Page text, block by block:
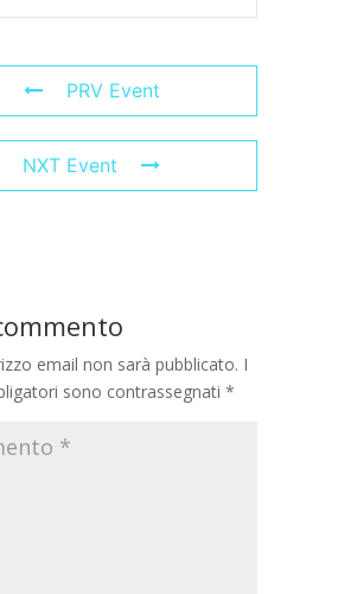
PRV Event
NXT Event
email non sarà pubblicato. I
sono contrassegnati *